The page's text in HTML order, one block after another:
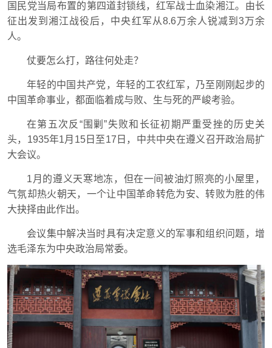
国民党当局布置的第四道封锁线，红军战士血染湘江。由长
征出发到湘江战役后，中央红军从8.6万余人锐减到3万余
人。
仗要怎么打，路往何处走？
年轻的中国共产党，年轻的工农红军，乃至刚刚起步的
中国革命事业，都面临着成与败、生与死的严峻考验。
在第五次反“围剿”失败和长征初期严重受挫的历史关
头，1935年1月15日至17日，中共中央在遵义召开政治局扩
大会议。
1月的遵义天寒地冻，但在一间被油灯照亮的小屋里，
气氛却热火朝天，一个让中国革命转危为安、转败为胜的伟
大抉择由此作出。
会议集中解决当时具有决定意义的军事和组织问题，增
选毛泽东为中央政治局常委。